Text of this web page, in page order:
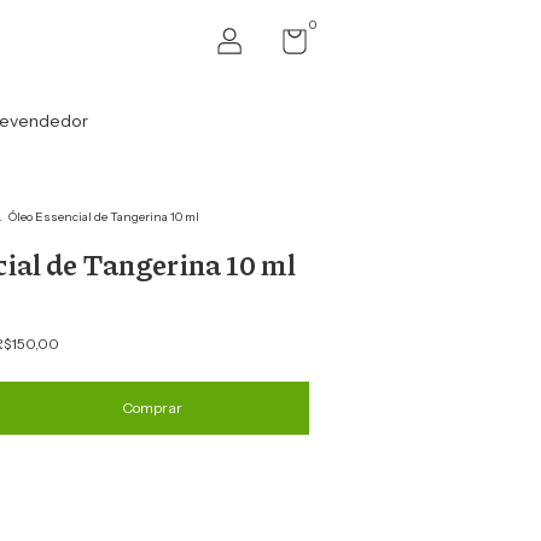
0
Óleo Essencial de Tangerina 10 ml
de Tangerina 10 ml